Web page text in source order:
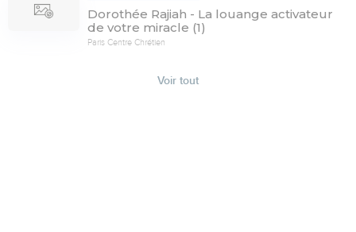
Dorothée Rajiah - La louange activateur
de votre miracle (1)
Paris Centre Chrétien
Voir tout